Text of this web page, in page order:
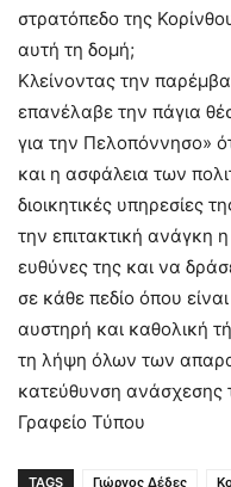
στρατόπεδο της
αυτή τη δομή;
Κλείνοντας την
επανέλαβε την πάγια
για την Πελοπόννησο»
και η ασφάλεια των
διοικητικές υπηρεσίες
την επιτακτική ανάγκη
ευθύνες της και να
σε κάθε πεδίο όπου
αυστηρή και καθολική
τη λήψη όλων των
κατεύθυνση ανάσχεσης
Γραφείο Τύπου
TAGS Γιώργος Δέδες